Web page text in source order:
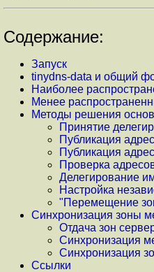
Содержание:
Запуск
tinydns-data и общий
Наиболее
Менее
Методы решения
Принятие
Публикация
Публикация
Проверка
Делегирование
Настройка
"Перемещение
Синхронизация зоны
Отдача зон
Синхронизация
Синхронизация
Cсылки